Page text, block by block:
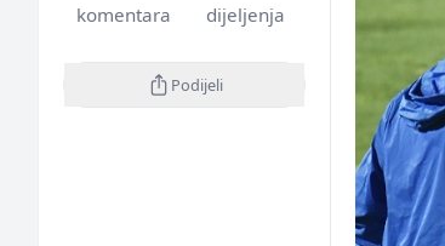
komentara dijeljenja
Podijeli